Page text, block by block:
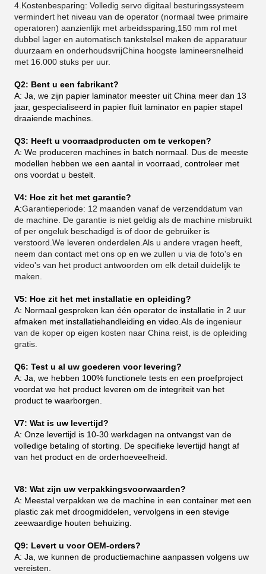
4.Kostenbesparing: Volledig servo digitaal besturingssysteem
vermindert het niveau van de operator (normaal twee primaire
operatoren) aanzienlijk met arbeidssparing,150 mm rol met
dubbel lager en automatisch tankstelsel maken de apparatuur
duurzaam en onderhoudsvrijChina hoogste lamineersnelheid
met 16.000 stuks per uur.
Q2: Bent u een fabrikant?
A: Ja, we zijn papier laminator meester uit China meer dan 13
jaar, gespecialiseerd in papier fluit laminator en papier stapel
draaiende machines.
Q3: Heeft u voorraadproducten om te verkopen?
A: We produceren machines in batch normaal. Dus de meeste
modellen hebben we een aantal in voorraad, controleer met
ons voordat u bestelt.
V4: Hoe zit het met garantie?
A:Garantieperiode: 12 maanden vanaf de verzenddatum van
de machine. De garantie is niet geldig als de machine misbruikt
of per ongeluk beschadigd is of door de gebruiker is
verstoord.We leveren onderdelen.Als u andere vragen heeft,
neem dan contact met ons op en we zullen u via de foto's en
video's van het product antwoorden om elk detail duidelijk te
maken.
V5: Hoe zit het met installatie en opleiding?
A: Normaal gesproken kan één operator de installatie in 2 uur
afmaken met installatiehandleiding en video. Als de ingenieur
van de koper op eigen kosten naar China reist, is de opleiding
gratis.
Q6: Test u al uw goederen voor levering?
A: Ja, we hebben 100% functionele tests en een proefproject
voordat we het product leveren om de integriteit van het
product te waarborgen.
V7: Wat is uw levertijd?
A: Onze levertijd is 10-30 werkdagen na ontvangst van de
volledige betaling of storting. De specifieke levertijd hangt af
van het product en de orderhoeveelheid.
V8: Wat zijn uw verpakkingsvoorwaarden?
A: Meestal verpakken we de machine in een container met een
plastic zak met droogmiddelen, vervolgens in een stevige
zeewaardige houten behuizing.
Q9: Levert u voor OEM-orders?
A: Ja, we kunnen de productiemachine aanpassen volgens uw
vereisten.